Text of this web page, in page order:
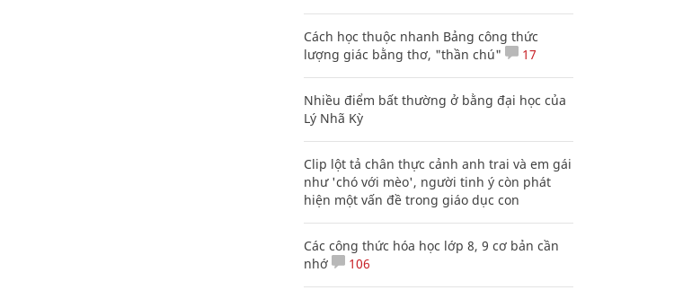
Cách học thuộc nhanh Bảng công thức
lượng giác bằng thơ, "thần chú"
17
Nhiều điểm bất thường ở bằng đại học của
Lý Nhã Kỳ
Clip lột tả chân thực cảnh anh trai và em gái
như 'chó với mèo', người tinh ý còn phát
hiện một vấn đề trong giáo dục con
Các công thức hóa học lớp 8, 9 cơ bản cần
nhớ
106